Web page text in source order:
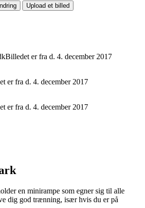
Upload et billed
Billedet er fra d. 4. december 2017
er fra d. 4. december 2017
er fra d. 4. december 2017
en minirampe som egner sig til alle
dig god trænning, især hvis du er på